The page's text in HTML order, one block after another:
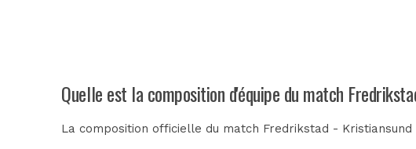
Quelle est la composition d'équipe du match
La composition officielle du match Fredrikstad -